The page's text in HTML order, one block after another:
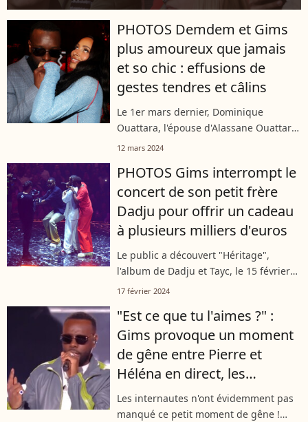
PHOTOS Demdem et Gims
plus amoureux que jamais
et so chic : effusions de
gestes tendres et câlins
Le 1er mars dernier, Dominique
Ouattara, l'épouse d'Alassane Ouattara,
le président de la Côte d'Ivoire, a
fondation baptisée "Children Of
Africa"....
12 mars 2024
PHOTOS Gims interrompt le
concert de son petit frère
Dadju pour offrir un cadeau
à plusieurs milliers d'euros
Le public a découvert "Héritage",
l'album de Dadju et Tayc, le 15 février
2024 à l'Accor Arena de Paris. Gims est
pas pour chanter !
17 février 2024
"Est ce que tu l'aimes ?" :
Gims provoque un moment
de gêne entre Pierre et
Héléna en direct, les
internautes s'emballent !
Les internautes n'ont évidemment pas
manqué ce petit moment de gêne !